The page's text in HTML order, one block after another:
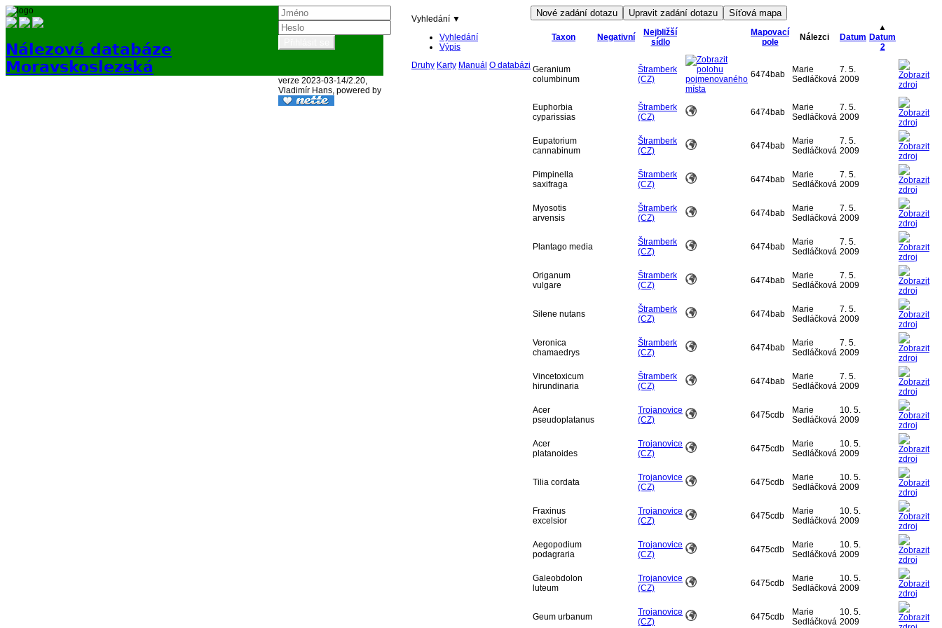
Nálezová databáze
Moravskoslezská
Vyhledání ▼
Vyhledání
Výpis
Druhy Karty Manuál O databázi
Taxon Negativní
Nejbližší
sídlo
Mapovací
pole
Nálezci Datum
▲
Datum
2
Geranium
columbinum
Štramberk
(CZ)
6474bab
Marie
Sedláčková
7. 5.
2009
Euphorbia
cyparissias
Štramberk
(CZ)
6474bab
Marie
Sedláčková
7. 5.
2009
Eupatorium
cannabinum
Štramberk
(CZ)
6474bab
Marie
Sedláčková
7. 5.
2009
Pimpinella
saxifraga
Štramberk
(CZ)
6474bab
Marie
Sedláčková
7. 5.
2009
Myosotis
arvensis
Štramberk
(CZ)
6474bab
Marie
Sedláčková
7. 5.
2009
Plantago media
Štramberk
(CZ)
6474bab
Marie
Sedláčková
7. 5.
2009
Origanum
vulgare
Štramberk
(CZ)
6474bab
Marie
Sedláčková
7. 5.
2009
Silene nutans
Štramberk
(CZ)
6474bab
Marie
Sedláčková
7. 5.
2009
Veronica
chamaedrys
Štramberk
(CZ)
6474bab
Marie
Sedláčková
7. 5.
2009
Vincetoxicum
hirundinaria
Štramberk
(CZ)
6474bab
Marie
Sedláčková
7. 5.
2009
Acer
pseudoplatanus
Trojanovice
(CZ)
6475cdb
Marie
Sedláčková
10. 5.
2009
Acer
platanoides
Trojanovice
(CZ)
6475cdb
Marie
Sedláčková
10. 5.
2009
Tilia cordata
Trojanovice
(CZ)
6475cdb
Marie
Sedláčková
10. 5.
2009
Fraxinus
excelsior
Trojanovice
(CZ)
6475cdb
Marie
Sedláčková
10. 5.
2009
Aegopodium
podagraria
Trojanovice
(CZ)
6475cdb
Marie
Sedláčková
10. 5.
2009
Galeobdolon
luteum
Trojanovice
(CZ)
6475cdb
Marie
Sedláčková
10. 5.
2009
Geum urbanum
Trojanovice
(CZ)
6475cdb
Marie
Sedláčková
10. 5.
2009
verze 2023-03-14/2.20,
Vladimír Hans, powered by